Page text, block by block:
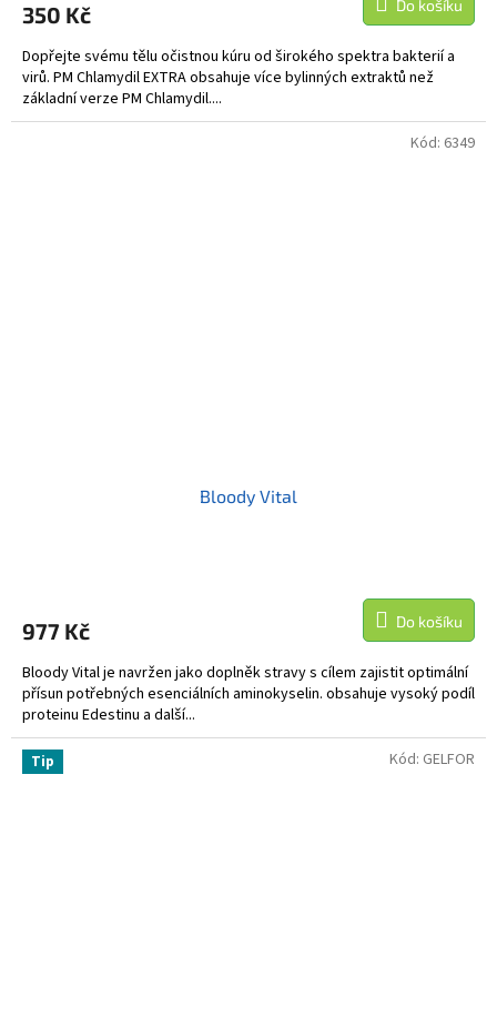
350 Kč Do košíku
Dopřejte svému tělu očistnou kúru od širokého spektra bakterií a
virů. PM Chlamydil EXTRA obsahuje více bylinných extraktů než
základní verze PM Chlamydil....
Bloody Vital
977 Kč Do košíku
Bloody Vital je navržen jako doplněk stravy s cílem zajistit optimální
přísun potřebných esenciálních aminokyselin. obsahuje vysoký podíl
proteinu Edestinu a další...
Kód: 6349
Tip Kód: GELFOR